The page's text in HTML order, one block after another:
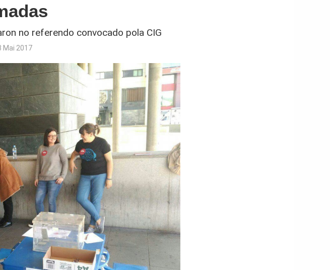
no referendo convocado pola CIG
Mai 2017